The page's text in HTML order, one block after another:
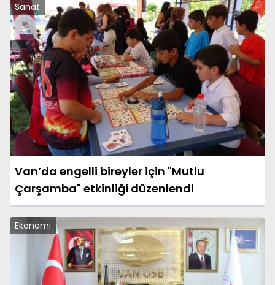
Sanat
Van’da engelli bireyler için "Mutlu
Çarşamba" etkinliği düzenlendi
Ekonomi